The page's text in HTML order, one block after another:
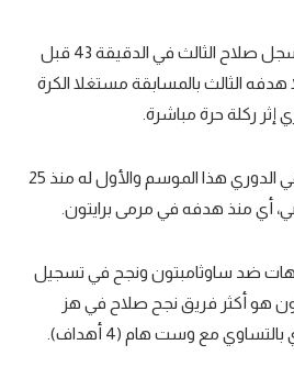
ومن كرة بالكعب كاد أن يسجل صلاح الثالث في الدقيقة 43 قبل
الثالث بالمسابقة مستغلا الكرة
إثر ركلة حرة مباشرة.
هدف صلاح هو الثالث له في الدوري هذا الموسم والأول له منذ 25
منذ هدفه في مرمى برايتون.
لعب 3 مواجهات ضد ساوثامبتون ونجح في تسجيل
هو أكثر فريق نجح صلاح في هز
مع وست هام (4 أهداف).